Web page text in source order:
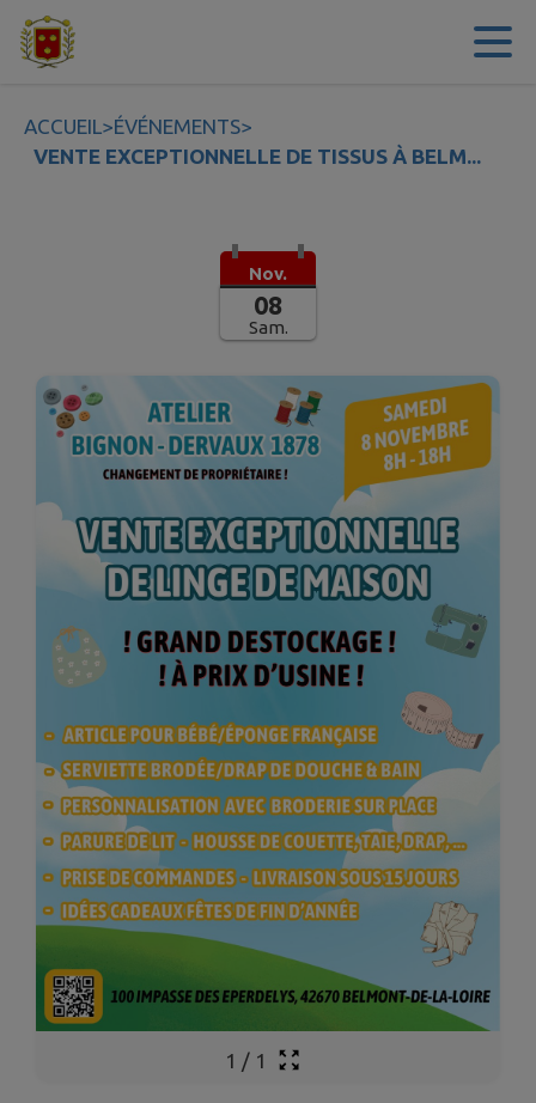
Contenu
ACCUEIL>ÉVÉNEMENTS>
VENTE EXCEPTIONNELLE DE TISSUS À BELM...
Nov.
08
Sam.
1 / 1